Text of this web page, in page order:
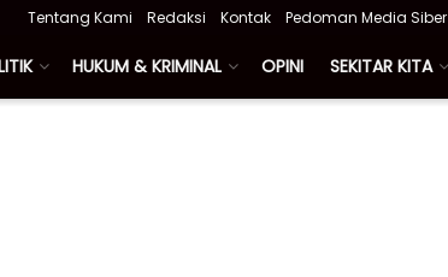
Tentang Kami Redaksi Kontak Pedoman Media Siber
HUKUM & KRIMINAL OPINI SEKITAR KITA